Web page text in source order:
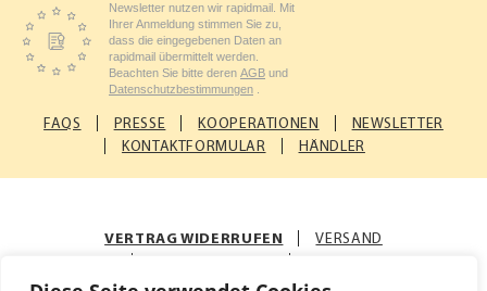
Newsletter nutzen wir rapidmail. Mit
Ihrer Anmeldung stimmen Sie zu,
dass die eingegebenen Daten an
rapidmail übermittelt werden.
Beachten Sie bitte deren AGB und
Datenschutzbestimmungen .
FAQS PRESSE KOOPERATIONEN
NEWSLETTER
KONTAKTFORMULAR
HÄNDLER
VERTRAG WIDERRUFEN
VERSAND